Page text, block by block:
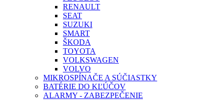
RENAULT
SEAT
SUZUKI
SMART
ŠKODA
TOYOTA
VOLKSWAGEN
VOLVO
MIKROSPÍNAČE A SÚČIASTKY
BATÉRIE DO KĽÚČOV
ALARMY - ZABEZPEČENIE